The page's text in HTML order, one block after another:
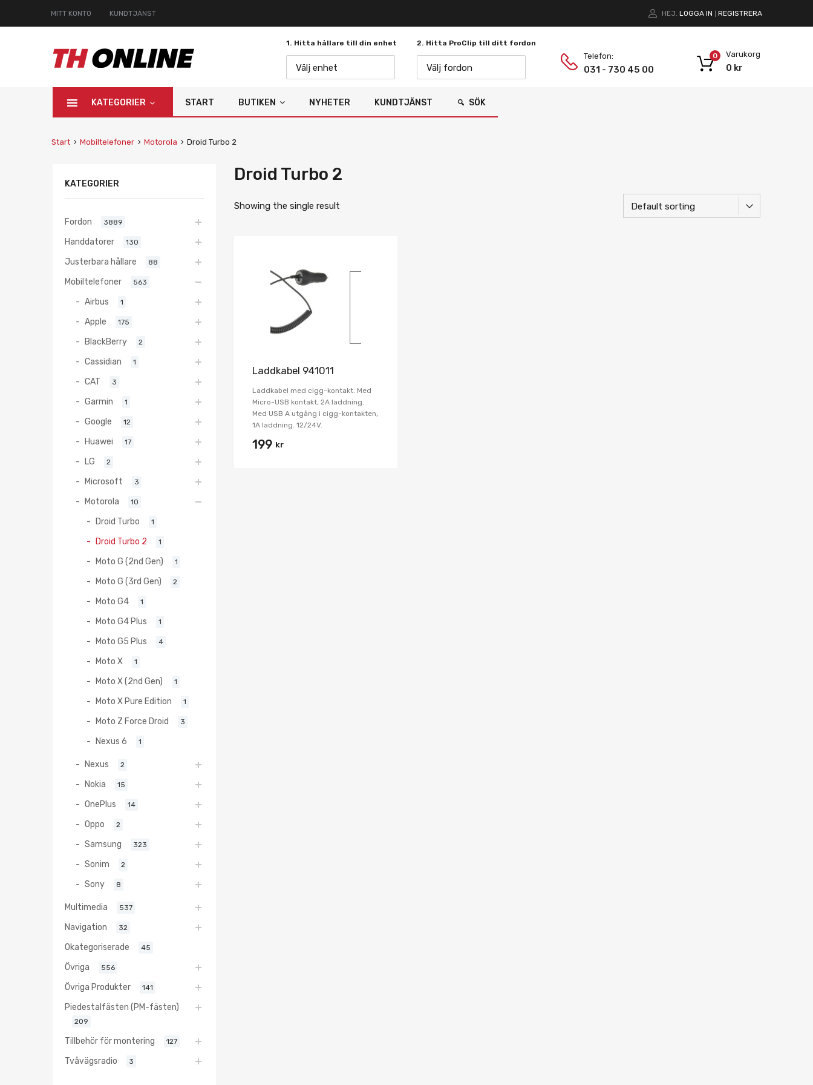
MITT KONTO KUNDTJÄNST HEJ. LOGGA IN REGISTRERA
1. Hitta hållare till din enhet
Välj enhet
2. Hitta ProClip till ditt fordon
Välj fordon
Telefon:
031 - 730 45 00
Varukorg
0 kr
0
KATEGORIER START BUTIKEN NYHETER KUNDTJÄNST SÖK
Start Mobiltelefoner Motorola Droid Turbo 2
Droid Turbo 2
Showing the single result
Laddkabel 941011
Laddkabel med cigg-kontakt. Med
Micro-USB kontakt, 2A laddning.
Med USB A utgång i cigg-kontakten,
1A laddning. 12/24V.
199 kr
KATEGORIER
Fordon 3889
Handdatorer 130
Justerbara hållare 88
Mobiltelefoner 563
Airbus 1
Apple 175
BlackBerry 2
Cassidian 1
CAT 3
Garmin 1
Google 12
Huawei 17
LG 2
Microsoft 3
Motorola 10
Droid Turbo 1
Droid Turbo 2 1
Moto G (2nd Gen) 1
Moto G (3rd Gen) 2
Moto G4 1
Moto G4 Plus 1
Moto G5 Plus 4
Moto X 1
Moto X (2nd Gen) 1
Moto X Pure Edition 1
Moto Z Force Droid 3
Nexus 6 1
Nexus 2
Nokia 15
OnePlus 14
Oppo 2
Samsung 323
Sonim 2
Sony 8
Multimedia 537
Navigation 32
Okategoriserade 45
Övriga 556
Övriga Produkter 141
Piedestalfästen (PM-fästen)
209
Tillbehör för montering 127
Tvåvägsradio 3